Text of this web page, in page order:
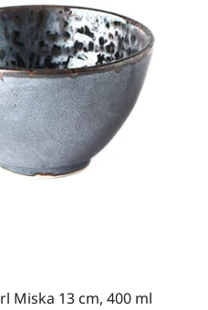
Miska 13 cm, 400 ml